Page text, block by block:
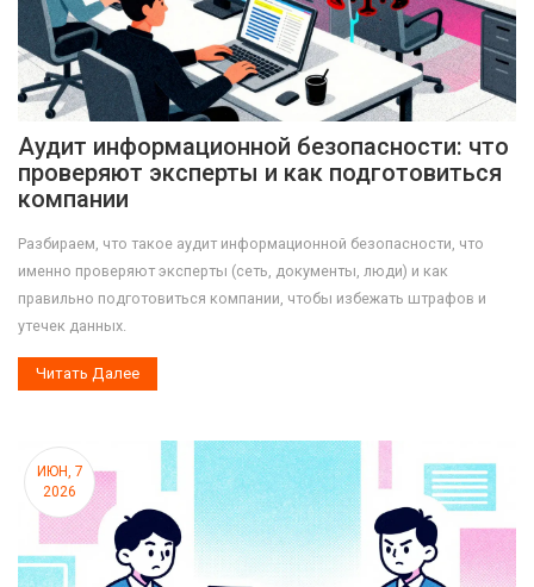
Аудит информационной безопасности: что
проверяют эксперты и как подготовиться
компании
Разбираем, что такое аудит информационной безопасности, что
именно проверяют эксперты (сеть, документы, люди) и как
правильно подготовиться компании, чтобы избежать штрафов и
утечек данных.
Читать Далее
ИЮН, 7
2026